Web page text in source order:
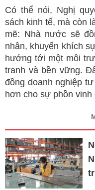
Có thể nói, Nghị
sách kinh tế, mà còn
mẽ: Nhà nước sẽ
nhân, khuyến khích
hướng tới một môi
tranh và bền vững.
đồng doanh nghiệp
hơn cho sự phồn